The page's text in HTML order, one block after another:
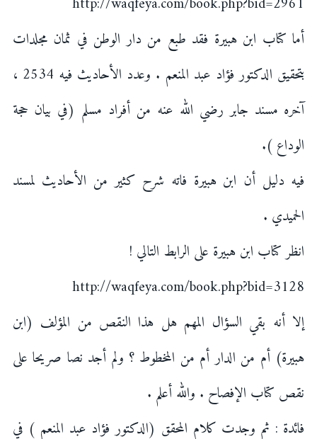
أما كتاب ابن هبيرة فقد طبع من دار الوطن في ثمان مجلدات
بتحقيق الدكتور فؤاد عبد المنعم . وعدد الأحاديث فيه 2534 ،
آخره مسند جابر رضي الله عنه من أفراد مسلم (في بيان حجة
الوداع ).
فيه دليل أن ابن هبيرة فاته شرح كثير من الأحاديث لمسند
الحميدي .
انظر كتاب ابن هبيرة على الرابط التالي !
http://waqfeya.com/book.php?bid=3128
إلا أنه بقي السؤال المهم هل هذا النقص من المؤلف (ابن
هبيرة) أم من الدار أم من المخطوط ؟ ولم أجد نصا صريحا على
نقص كتاب الإفصاح . والله أعلم .
فائدة : ثم وجدت كلام المحقق (الدكتور فؤاد عبد المنعم ) في